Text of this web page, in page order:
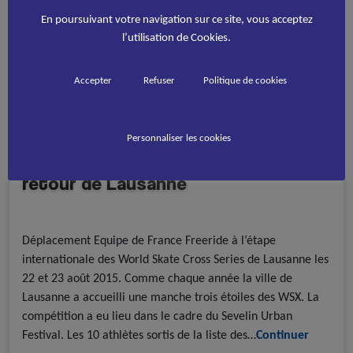
retour de Lausanne
Déplacement Equipe de France Freeride à l’étape
internationale des World Skate Cross Series de Lausanne les
22 et 23 août 2015. Comme chaque année la ville de
Lausanne a accueilli une manche trois étoiles des WSX. La
compétition a eu lieu dans le cadre du Sevelin Urban
Festival. Les 10 athlètes sortis de la liste des…Continuer
En poursuivant votre navigation sur ce site, vous acceptez
l’utilisation de Cookies.
Accepter Refuser Politique de cookies
Personnaliser les cookies